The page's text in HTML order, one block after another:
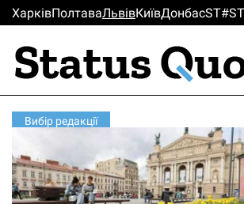
ХарківПолтаваЛьвiвКиïвДонбасST#ST
Вибір редакції